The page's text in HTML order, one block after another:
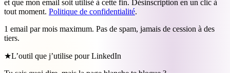
et que mon email soit utilisé à cette fin. Désinscription en un clic à
tout moment. Politique de confidentialité.
1 email par mois maximum. Pas de spam, jamais de cession à des
tiers.
★L’outil que j’utilise pour LinkedIn